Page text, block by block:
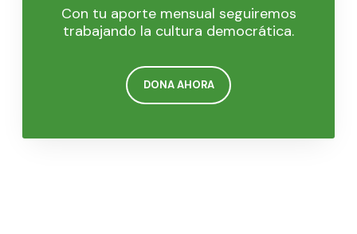
Con tu aporte mensual seguiremos
trabajando la cultura democrática.
DONA AHORA